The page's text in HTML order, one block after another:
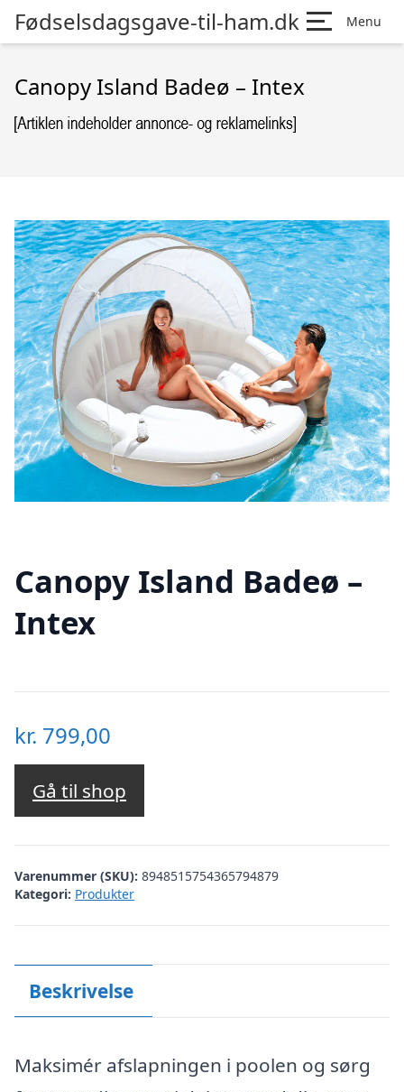
Fødselsdagsgave-til-ham.dk Menu
Canopy Island Badeø – Intex
Canopy Island Badeø –
Intex
kr. 799,00
Gå til shop
Varenummer (SKU): 8948515754365794879
Kategori: Produkter
Beskrivelse
Maksimér afslapningen i poolen og sørg